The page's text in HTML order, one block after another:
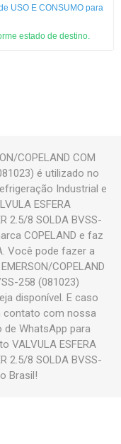
USO E CONSUMO para
estado de destino.
COPELAND COM
é utilizado no
Industrial e
ESFERA
2.5/8 SOLDA BVSS-
COPELAND e faz
Você pode fazer a
COPELAND
258 (081023)
disponível. E caso
contato com nossa
de WhatsApp para
VALVULA ESFERA
2.5/8 SOLDA BVSS-
Brasil!